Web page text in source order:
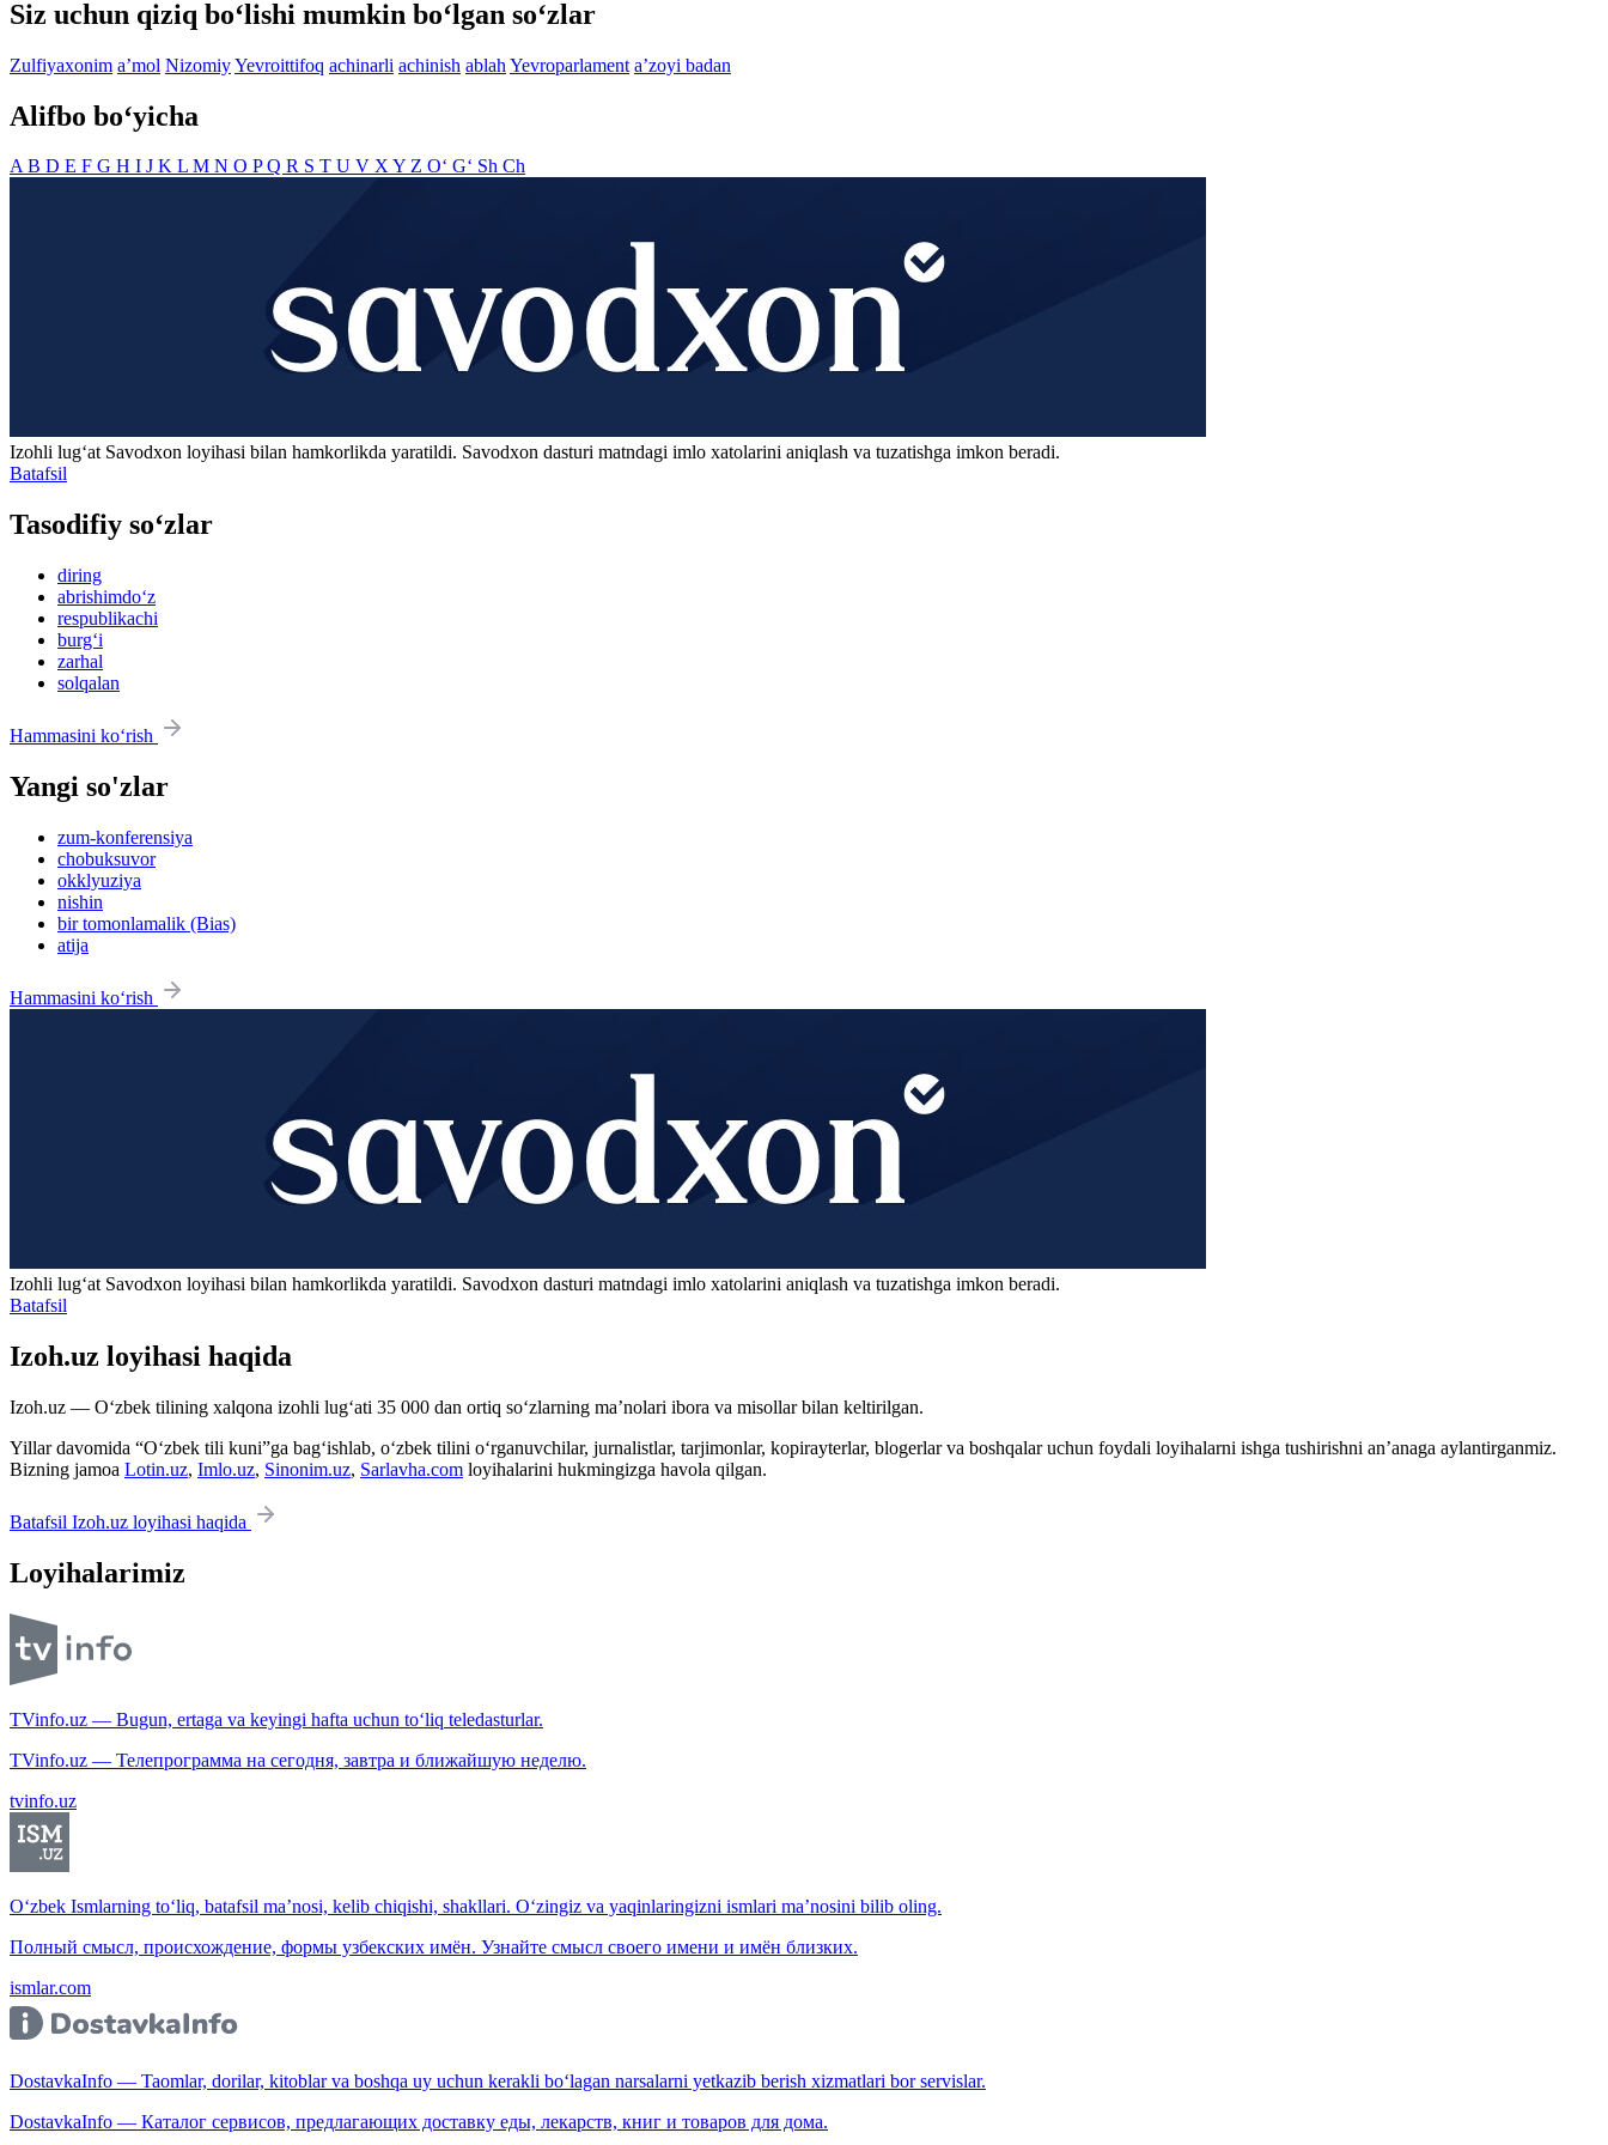
Siz uchun qiziq bo‘lishi mumkin bo‘lgan so‘zlar
Zulfiyaxonim aʼmol NizomiyYevroittifoq achinarli achinish ablah Yevroparlament aʼzoyi badan
Alifbo bo‘yicha
AB D E F G H I J K L M N O PQ R S T U V XY Z O‘ G‘ Sh Ch
Izohli lugʻat Savodxon loyihasi bilan hamkorlikda yaratildi. Savodxon dasturi matndagi imlo xatolarini aniqlash va tuzatishga imkon beradi.
Batafsil
Tasodifiy so‘zlar
diring
abrishimdo‘z
respublikachi
burg‘i
zarhal
solqalan
Hammasini ko‘rish
Yangi so'zlar
zum-konferensiya
chobuksuvor
okklyuziya
nishin
bir tomonlamalik (Bias)
atija
Hammasini ko‘rish
Izohli lugʻat Savodxon loyihasi bilan hamkorlikda yaratildi. Savodxon dasturi matndagi imlo xatolarini aniqlash va tuzatishga imkon beradi.
Batafsil
Izoh.uz loyihasi haqida
Izoh.uz — O‘zbek tilining xalqona izohli lug‘ati 35 000 dan ortiq so‘zlarning ma’nolari ibora va misollar bilan keltirilgan.
Yillar davomida “O‘zbek tili kuni”ga bag‘ishlab, o‘zbek tilini o‘rganuvchilar, jurnalistlar, tarjimonlar, kopirayterlar, blogerlar va boshqalar uchun foydali loyihalarni ishga tushirishni an’anaga aylantirganmiz.
Bizning jamoa Lotin.uz, Imlo.uz, Sinonim.uz, Sarlavha.com loyihalarini hukmingizga havola qilgan.
Batafsil Izoh.uz loyihasi haqida
Loyihalarimiz
TVinfo.uz — Bugun, ertaga va keyingi hafta uchun to‘liq teledasturlar.
TVinfo.uz — Телепрограмма на сегодня, завтра и ближайшую неделю.
tvinfo.uz
O‘zbek Ismlarning to‘liq, batafsil ma’nosi, kelib chiqishi, shakllari. O‘zingiz va yaqinlaringizni ismlari ma’nosini bilib oling.
Полный смысл, происхождение, формы узбекских имён. Узнайте смысл своего имени и имён близких.
ismlar.com
DostavkaInfo — Taomlar, dorilar, kitoblar va boshqa uy uchun kerakli bo‘lagan narsalarni yetkazib berish xizmatlari bor servislar.
DostavkaInfo — Каталог сервисов, предлагающих доставку еды, лекарств, книг и товаров для дома.